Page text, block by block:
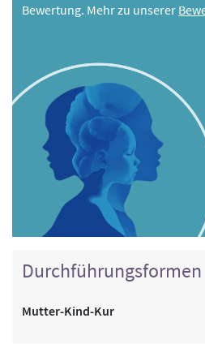
Bewertung. Mehr zu unserer
Durchführungsformen
Mutter-Kind-Kur